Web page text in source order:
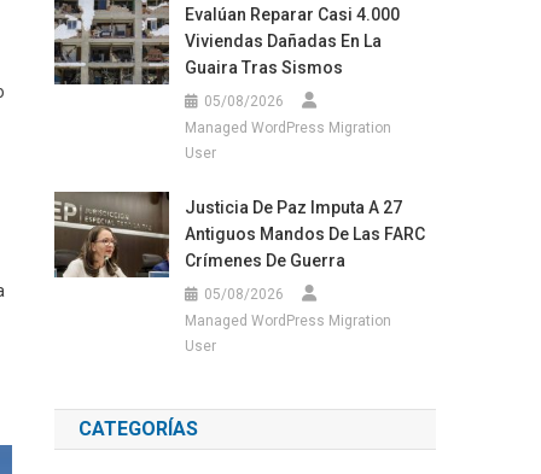
Evalúan Reparar Casi 4.000
Viviendas Dañadas En La
Guaira Tras Sismos
05/08/2026
Managed WordPress Migration
User
Justicia De Paz Imputa A 27
Antiguos Mandos De Las FARC
Crímenes De Guerra
05/08/2026
Managed WordPress Migration
User
CATEGORÍAS